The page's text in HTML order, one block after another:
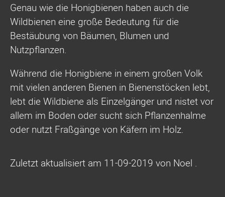
Genau wie die Honigbienen haben auch die
Wildbienen eine große Bedeutung für die
Bestäubung von Bäumen, Blumen und
Nutzpflanzen.
Während die Honigbiene in einem großen Volk
mit vielen anderen Bienen in Bienenstöcken lebt,
lebt die Wildbiene als Einzelgänger und nistet vor
allem im Boden oder sucht sich Pflanzenhalme
oder nutzt Fraßgänge von Käfern im Holz.
Zuletzt aktualisiert am 11-09-2019 von Noel .